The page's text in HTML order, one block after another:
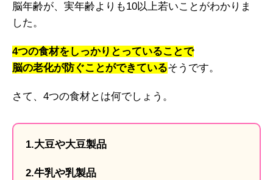
脳年齢が、実年齢よりも10以上若いことがわかりま
した。
4つの食材をしっかりとっていることで
脳の老化が防ぐことができているそうです。
さて、4つの食材とは何でしょう。
1.大豆や大豆製品
2.牛乳や乳製品